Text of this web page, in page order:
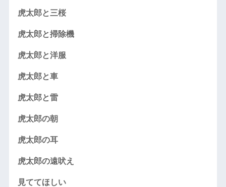
虎太郎と三桜
虎太郎と掃除機
虎太郎と洋服
虎太郎と車
虎太郎と雷
虎太郎の朝
虎太郎の耳
虎太郎の遠吠え
見ててほしい